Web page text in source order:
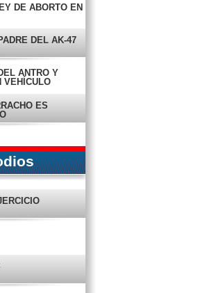
DE ABORTO EN
DEL AK-47
ANTRO Y
VEHÍCULO
ES
DE
REGALAN